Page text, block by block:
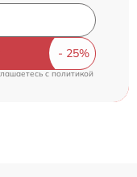
cполитикой